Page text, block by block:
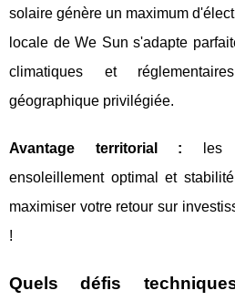
solaire génère un maximum
locale de We Sun s'adapte
climatiques et
géographique privilégiée.
Avantage territorial : les
ensoleillement optimal et
maximiser votre retour sur
!
Quels défis